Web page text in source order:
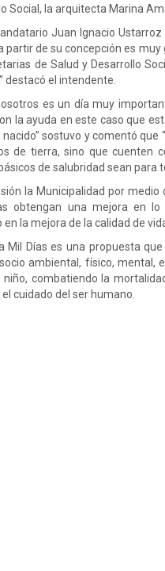
Social, la arquitecta Marina
Juan Ignacio
partir de su concepción es
de Salud y Desarrollo
destacó el intendente.
es un día muy
la ayuda en este caso que
nacido” sostuvo y comentó
de tierra, sino que cuenten
de salubridad sean para
la Municipalidad por
obtengan una mejora en
la mejora de la calidad de
Mil Días es una propuesta
ambiental, físico,
combatiendo la
cuidado del ser humano.